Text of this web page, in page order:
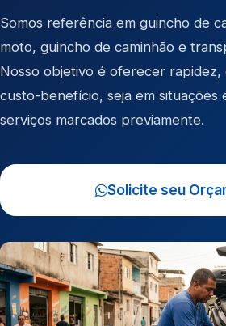
Somos referência em guincho de
moto, guincho de caminhão e
Nosso objetivo é oferecer rapidez,
custo-benefício, seja em situações
serviços marcados previamente.
Solicite seu